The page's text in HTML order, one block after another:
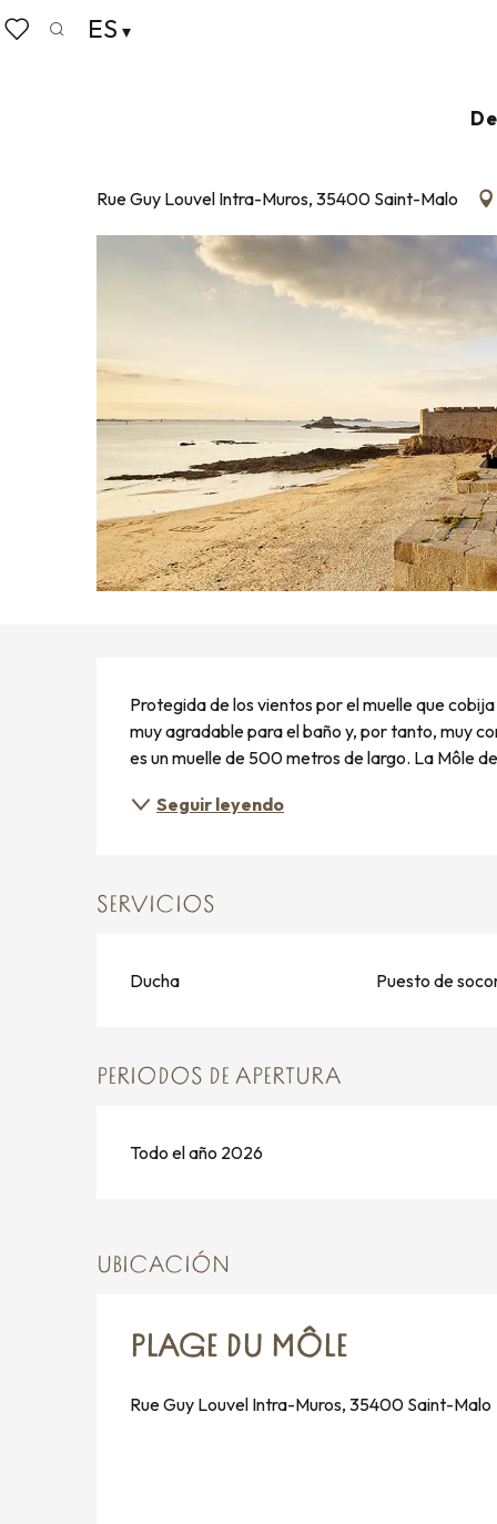
Aller
au
ES
Home
Rue Guy Louvel Intra-Muros, 35400 Saint-Malo
Protegida de los vientos por el muelle que
muy agradable para el baño y, por tanto, muy
es un muelle de 500 metros de largo. La Môle
Seguir leyendo
SERVICIOS
Ducha Puesto de
PERIODOS DE APERTURA
Todo el año 2026
UBICACIÓN
PLAGE DU MÔLE
Rue Guy Louvel Intra-Muros, 35400 Saint-Malo